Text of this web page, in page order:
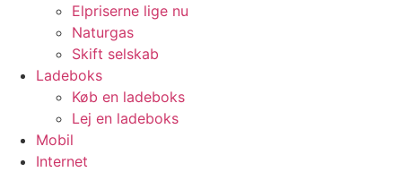
Elpriserne lige nu
Naturgas
Skift selskab
Ladeboks
Køb en ladeboks
Lej en ladeboks
Mobil
Internet